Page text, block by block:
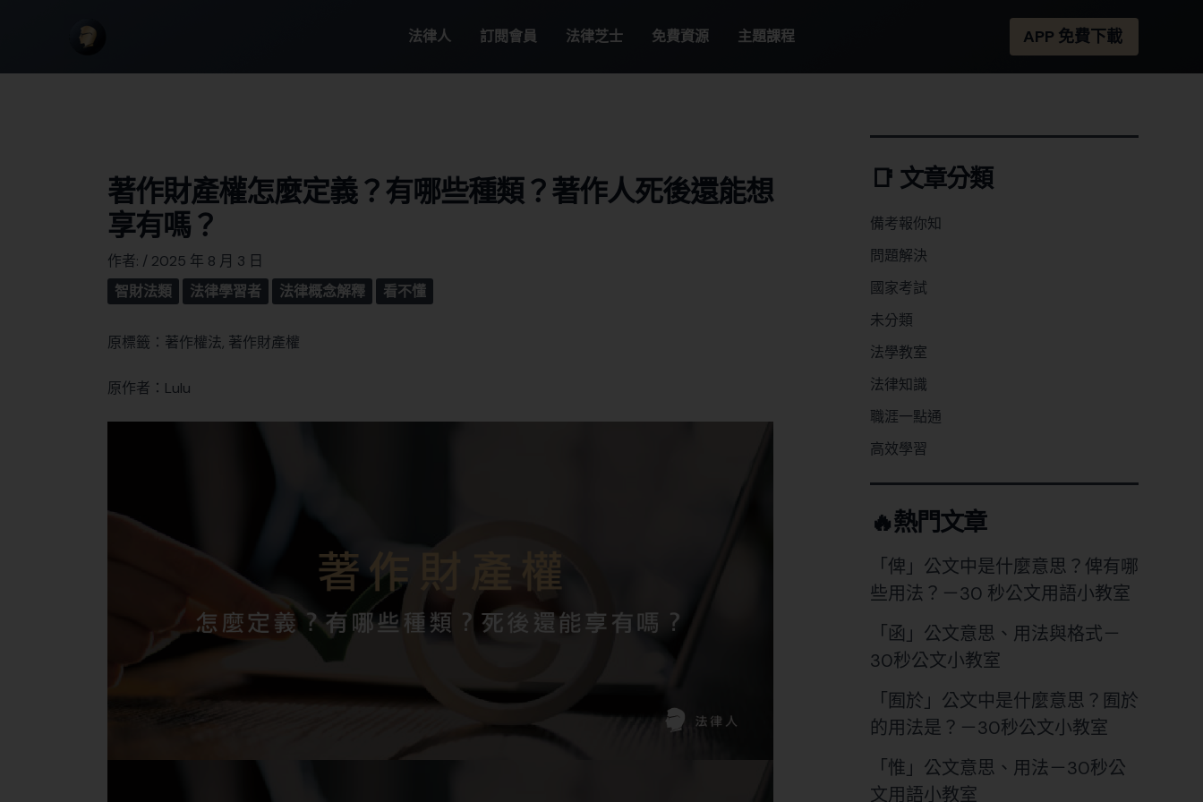
法律人 訂閱會員 法律芝士 免費資源 主題課程 APP 免費下載
著作財產權怎麼定義？有哪些種類？著作人死後還能想
享有嗎？
作者: / 2025 年 8 月 3 日
智財法類
法律學習者 法律概念解釋 看不懂
原標籤：著作權法, 著作財產權
原作者：Lulu
📑 文章分類
備考報你知
問題解決
國家考試
未分類
法學教室
法律知識
職涯一點通
高效學習
🔥熱門文章
「俾」公文中是什麼意思？俾有哪
些用法？－30 秒公文用語小教室
「函」公文意思、用法與格式－
30秒公文小教室
「囿於」公文中是什麼意思？囿於
的用法是？－30秒公文小教室
「惟」公文意思、用法－30秒公
文用語小教室